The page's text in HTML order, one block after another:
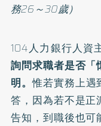
務26～30歲）
104人力銀行人資
詢問求職者是否
明。惟若實務上遇
答，因為若不是正
告知，到職後也可